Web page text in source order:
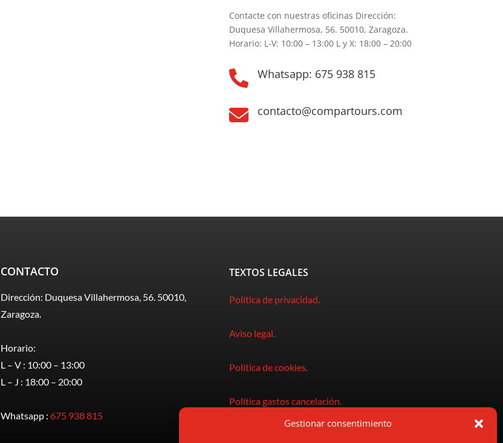
Gestionar consentimiento
Contacte con nuestras oficinas Dirección:
Duquesa Villahermosa, 56. 50010, Zaragoza.
Horario: L-V: 10:00 – 13:00 L y X: 18:00 – 20:00
 Whatsapp: 675 938 815
 contacto@compartours.com
CONTACTO
Dirección: Duquesa Villahermosa, 56. 50010,
Zaragoza.
Horario:
L – V : 10:00 – 13:00
L – J : 18:00 – 20:00
Whatsapp : 675 938 815
TEXTOS LEGALES
Política de privacidad.
Aviso legal.
Política de cookies.
Política gastos cancelación.